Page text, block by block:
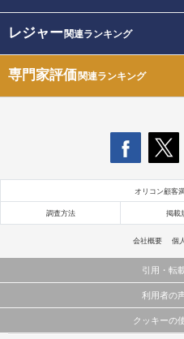
レジャー関連ランキング
専門家評価関連ランキング
オリコン顧客
調査方法 掲載
会社概要 個
引用・転
当サイトで公開されている情報（文字、写真
これらの情報を権利者の許可なく無断転載・複
利用者の
当サイトに掲載している内容はすべてサービス
クッキーの